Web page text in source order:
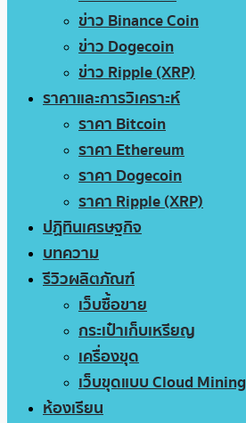
ข่าว Binance Coin
ข่าว Dogecoin
ข่าว Ripple (XRP)
ราคาและการวิเคราะห์
ราคา Bitcoin
ราคา Ethereum
ราคา Dogecoin
ราคา Ripple (XRP)
ปฏิทินเศรษฐกิจ
บทความ
รีวิวผลิตภัณฑ์
เว็บซื้อขาย
กระเป๋าเก็บเหรียญ
เครื่องขุด
เว็บขุดแบบ Cloud Mining
ห้องเรียน